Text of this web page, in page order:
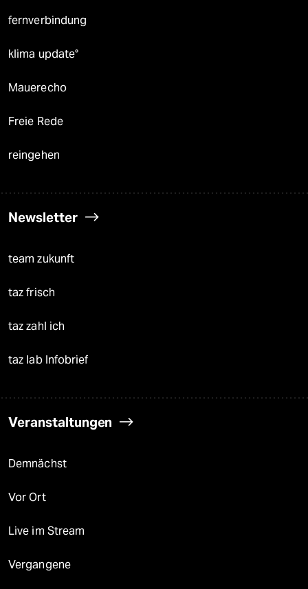
fernverbindung
klima update°
Mauerecho
Freie Rede
reingehen
Newsletter
team zukunft
taz frisch
taz zahl ich
taz lab Infobrief
Veranstaltungen
Demnächst
Vor Ort
Live im Stream
Vergangene